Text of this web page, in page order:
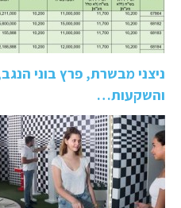
ניצני מבשרת, פרץ בוני
והשקעות…